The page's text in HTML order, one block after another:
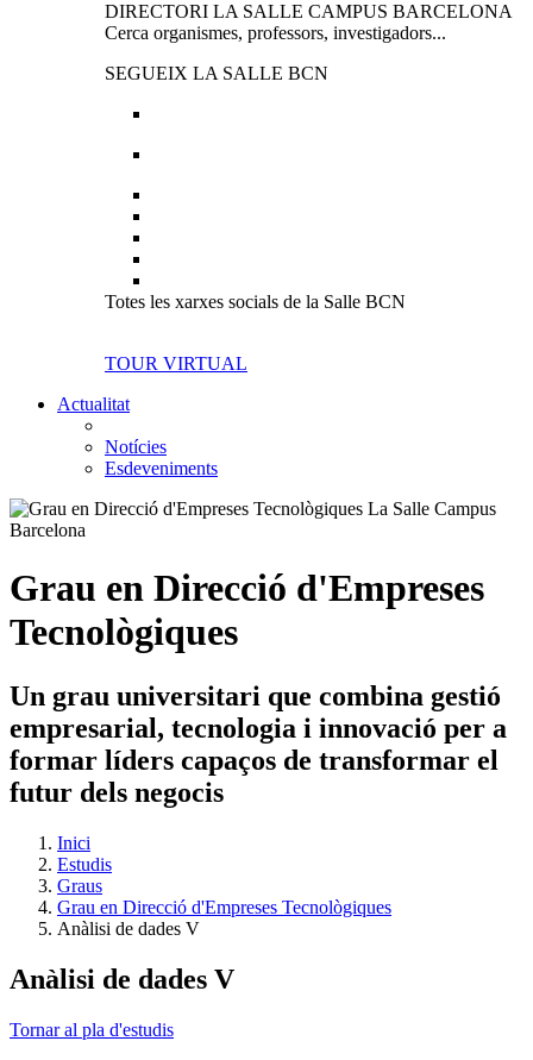
DIRECTORI LA SALLE CAMPUS BARCELONA
Cerca organismes, professors, investigadors...
SEGUEIX LA SALLE BCN
Totes les xarxes socials de la Salle BCN
TOUR VIRTUAL
Actualitat
Notícies
Esdeveniments
Grau en Direcció d'Empreses
Tecnològiques
Un grau universitari que combina gestió
empresarial, tecnologia i innovació per a
formar líders capaços de transformar el
futur dels negocis
Inici
Estudis
Graus
Grau en Direcció d'Empreses Tecnològiques
Anàlisi de dades V
Anàlisi de dades V
Tornar al pla d'estudis